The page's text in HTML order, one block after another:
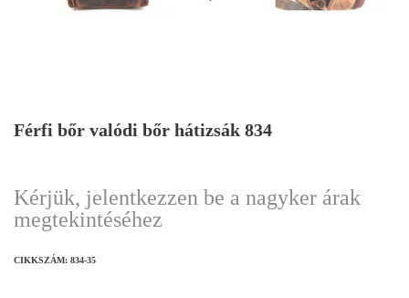
Férfi bőr valódi bőr hátizsák 834
Kérjük, jelentkezzen be a nagyker árak
megtekintéséhez
CIKKSZÁM: 834-35